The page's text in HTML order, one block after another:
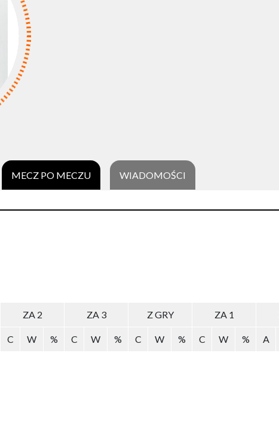
MECZ PO MECZU WIADOMOŚCI
ZA 2 ZA 3 Z GRY ZA 1
C
W % C W % C W % C W % A